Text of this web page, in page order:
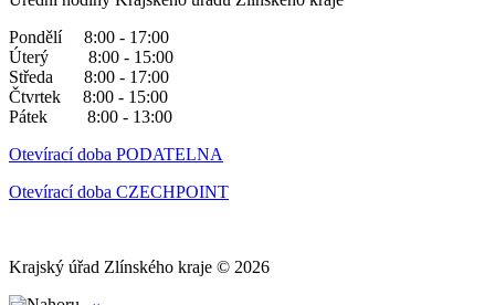
Pondělí 8:00 - 17:00
Úterý 8:00 - 15:00
Středa 8:00 - 17:00
Čtvrtek 8:00 - 15:00
Pátek 8:00 - 13:00
Otevírací doba PODATELNA
Otevírací doba CZECHPOINT
Krajský úřad Zlínského kraje © 2026